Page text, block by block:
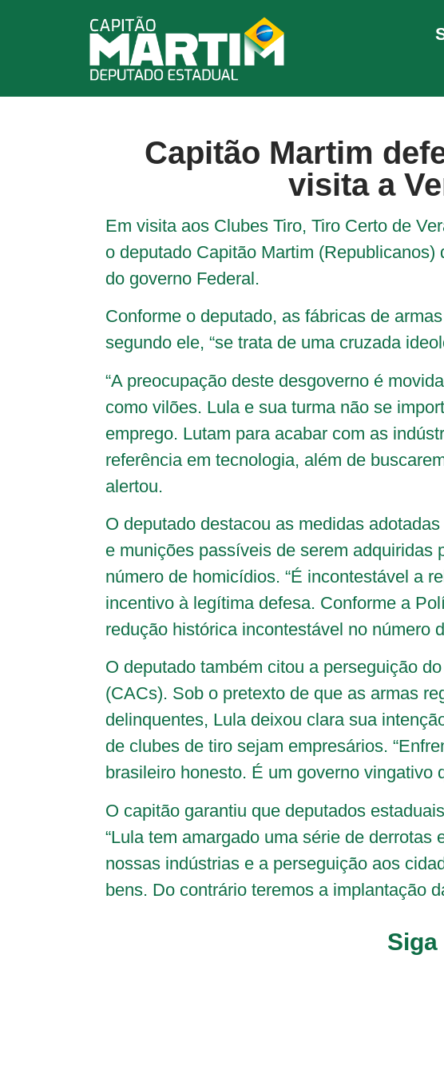
Capitão Martim
visita a
Em visita aos Clubes Tiro, Tiro Certo de
o deputado Capitão Martim
do governo Federal.
Conforme o deputado, as fábricas de
segundo ele, “se trata de uma cruzada
“A preocupação deste desgoverno é
como vilões. Lula e sua turma não se
emprego. Lutam para acabar com as
referência em tecnologia, além de
alertou.
O deputado destacou as medidas
e munições passíveis de serem
número de homicídios. “É incontestável a
incentivo à legítima defesa. Conforme a
redução histórica incontestável no número
O deputado também citou a perseguição
(CACs). Sob o pretexto de que as armas
delinquentes, Lula deixou clara sua
de clubes de tiro sejam empresários.
brasileiro honesto. É um governo vingativo
O capitão garantiu que deputados
“Lula tem amargado uma série de
nossas indústrias e a perseguição aos
bens. Do contrário teremos a implantação